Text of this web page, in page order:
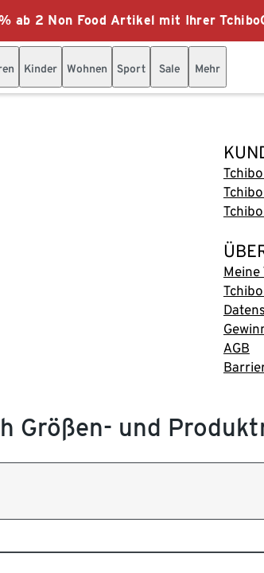
ab 2 Non Food Artikel mit Ihrer
Kinder Wohnen Sport Sale Mehr
Meine
AGB
Größen- und